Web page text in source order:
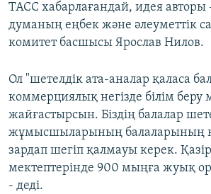
ТАСС хабарлағандай, идея авторы
думаның еңбек және әлеуметтік
комитет басшысы Ярослав Нилов.
Ол "шетелдік ата-аналар қаласа
коммерциялық негізде білім беру
жайғастырсын. Біздің балалар
жұмысшыларының балаларының
зардап шегіп қалмауы керек.
мектептерінде 900 мыңға жуық
- деді.